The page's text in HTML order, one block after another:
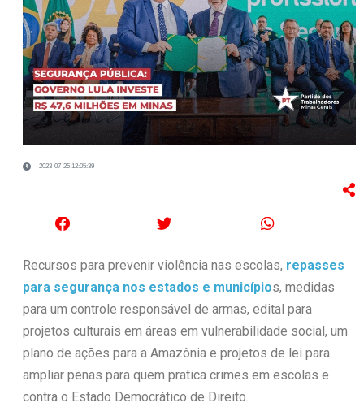
2023-07-25 12:05:39
Recursos para prevenir violência nas escolas, repasses
para segurança nos estados e municípios, medidas
para um controle responsável de armas, edital para
projetos culturais em áreas em vulnerabilidade social, um
plano de ações para a Amazônia e projetos de lei para
ampliar penas para quem pratica crimes em escolas e
contra o Estado Democrático de Direito.